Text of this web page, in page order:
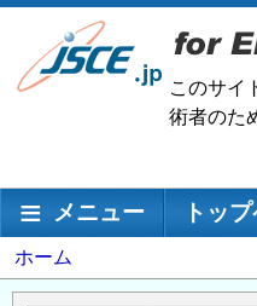
メ
ン
移
このサイ
術者のた
メインナビゲーション
メニュー トッ
パ
ン
ホーム